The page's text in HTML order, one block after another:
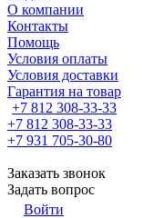
О компании
Контакты
Помощь
Условия оплаты
Условия доставки
Гарантия на товар
+7 812 308-33-33
+7 812 308-33-33
+7 931 705-30-80
Заказать звонок
Задать вопрос
Войти